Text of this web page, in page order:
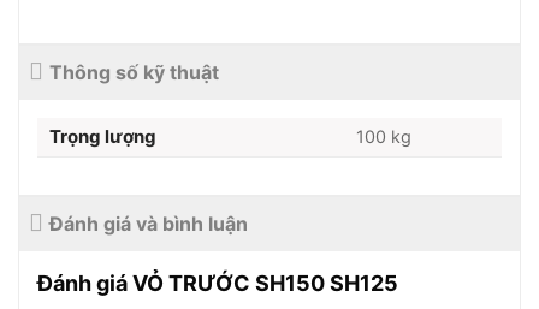
Thông số kỹ thuật
Trọng lượng 100 kg
Đánh giá và bình luận
Đánh giá VỎ TRƯỚC SH150 SH125